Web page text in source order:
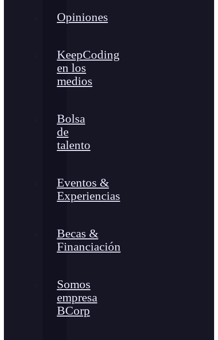
Opiniones
KeepCoding
en los
medios
Bolsa
de
talento
Eventos &
Experiencias
Becas &
Financiación
Somos
empresa
BCorp